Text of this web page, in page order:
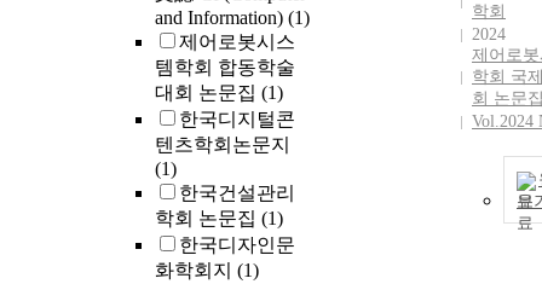
and Information) (1)
제어로봇시스
템학회 합동학술
대회 논문집 (1)
한국디지털콘
텐츠학회논문지
(1)
한국건설관리
학회 논문집 (1)
한국디자인문
화학회지 (1)
educational
hand.
학회
2024
제어로
학회 국
회 논문
Vol.2024
보